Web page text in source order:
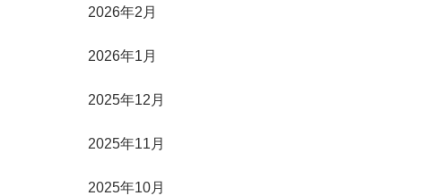
2026年2月
2026年1月
2025年12月
2025年11月
2025年10月